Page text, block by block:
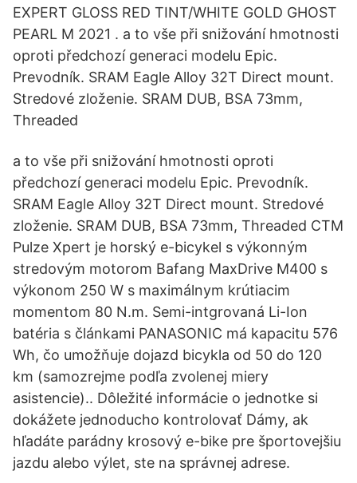
EXPERT GLOSS RED TINT/WHITE GOLD GHOST
PEARL M 2021 . a to vše při snižování hmotnosti
oproti předchozí generaci modelu Epic.
Prevodník. SRAM Eagle Alloy 32T Direct mount.
Stredové zloženie. SRAM DUB, BSA 73mm,
Threaded
a to vše při snižování hmotnosti oproti
předchozí generaci modelu Epic. Prevodník.
SRAM Eagle Alloy 32T Direct mount. Stredové
zloženie. SRAM DUB, BSA 73mm, Threaded CTM
Pulze Xpert je horský e-bicykel s výkonným
stredovým motorom Bafang MaxDrive M400 s
výkonom 250 W s maximálnym krútiacim
momentom 80 N.m. Semi-intgrovaná Li-Ion
batéria s článkami PANASONIC má kapacitu 576
Wh, čo umožňuje dojazd bicykla od 50 do 120
km (samozrejme podľa zvolenej miery
asistencie).. Dôležité informácie o jednotke si
dokážete jednoducho kontrolovať Dámy, ak
hľadáte parádny krosový e-bike pre športovejšiu
jazdu alebo výlet, ste na správnej adrese.